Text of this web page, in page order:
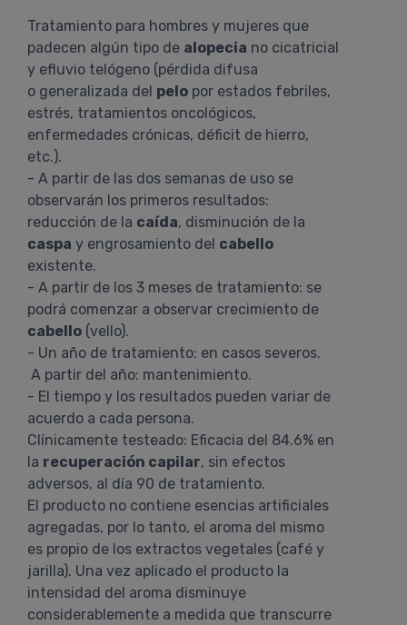
Tratamiento para hombres y mujeres que
padecen algún tipo de alopecia no cicatricial
y efluvio telógeno (pérdida difusa
o generalizada del pelo por estados febriles,
estrés, tratamientos oncológicos,
enfermedades crónicas, déficit de hierro,
etc.).
- A partir de las dos semanas de uso se
observarán los primeros resultados:
reducción de la caída, disminución de la
caspa y engrosamiento del cabello
existente.
- A partir de los 3 meses de tratamiento: se
podrá comenzar a observar crecimiento de
cabello (vello).
- Un año de tratamiento: en casos severos.
A partir del año: mantenimiento.
- El tiempo y los resultados pueden variar de
acuerdo a cada persona.
Clínicamente testeado: Eficacia del 84.6% en
la recuperación capilar, sin efectos
adversos, al día 90 de tratamiento.
El producto no contiene esencias artificiales
agregadas, por lo tanto, el aroma del mismo
es propio de los extractos vegetales (café y
jarilla). Una vez aplicado el producto la
intensidad del aroma disminuye
considerablemente a medida que transcurre